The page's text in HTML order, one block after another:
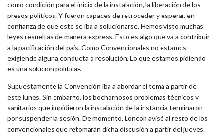
como condición para el inicio de la instalación, la liberación de los
presos políticos. Y fueron capaces de retroceder y esperar, en
confianza de que esto se iba a solucionarse. Hemos visto muchas
leyes resueltas de manera express. Esto es algo que va a contribuir
a la pacificación del país. Como Convencionales no estamos
exigiendo alguna conducta o resolución. Lo que estamos pidiendo
es una solución política».
Supuestamente la Convención iba a abordar el tema a partir de
este lunes. Sin embargo, los bochornosos problemas técnicos y
sanitarios que impidieron la instalación de la instancia terminaron
por suspender la sesión. De momento, Loncon avisó al resto de los
convencionales que retomarán dicha discusión a partir del jueves.